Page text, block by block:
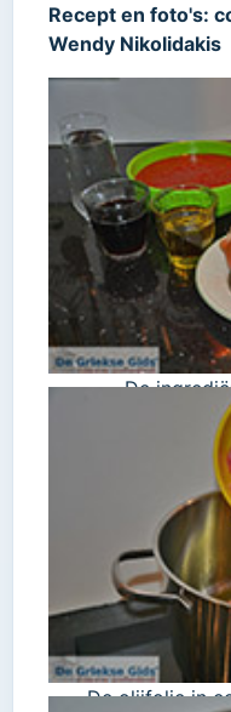
Recept en foto's:
Wendy Nikolidakis
De
De olijfolie in